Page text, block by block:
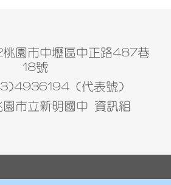
園市中壢區中正路487巷
18號
(代表號)
園市立新明國中 資訊組